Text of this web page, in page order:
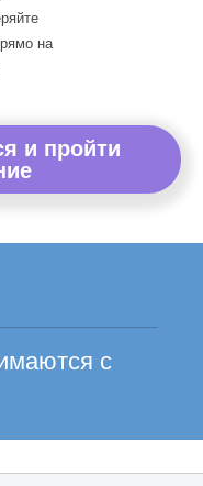
на
и пройти
с